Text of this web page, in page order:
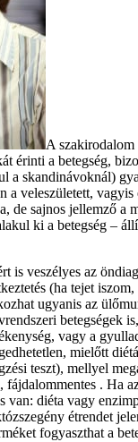
A szakirodalom
érinti a betegség,
a skandinávoknál)
a veleszületett, vagyis
de sajnos jellemző a
ki a betegség –
is veszélyes az
(ha tejet
ugyanis az
betegségek
vagy a
mielőtt
teszt), mellyel
fájdalommentes . Ha
van: diéta vagy
étrendet
fogyaszthat a